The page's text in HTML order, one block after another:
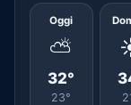
Oggi
⛅
32°
23°